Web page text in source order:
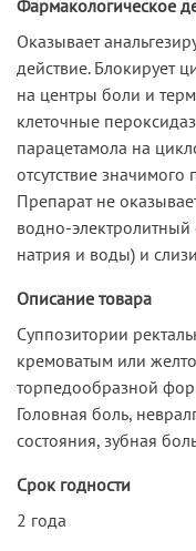
Фармакологическое
Оказывает
действие. Блокирует
на центры боли и
клеточные
парацетамола на
отсутствие
Препарат не
водно-
натрия и воды) и
Описание товара
Суппозитории
кремоватым или
торпедообразной
Головная боль,
состояния, зубная
Срок годности
2 года